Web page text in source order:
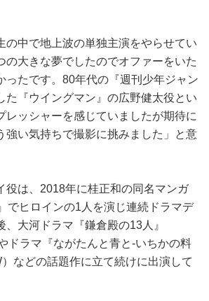
中で地上波の単独主演をやらせてい
の大きな夢でしたのでオファーをいた
ったです。80年代の『週刊少年ジャン
た『ウイングマン』の広野健太役とい
レッシャーを感じていましたが期待に
強い気持ちで撮影に挑みました」と意
は、2018年に桂正和の同名マンガ
でヒロインの1人を演じ連続ドラマデ
、大河ドラマ『鎌倉殿の13人』
ドラマ『ながたんと青と‐いちかの料
などの話題作に立て続けに出演して